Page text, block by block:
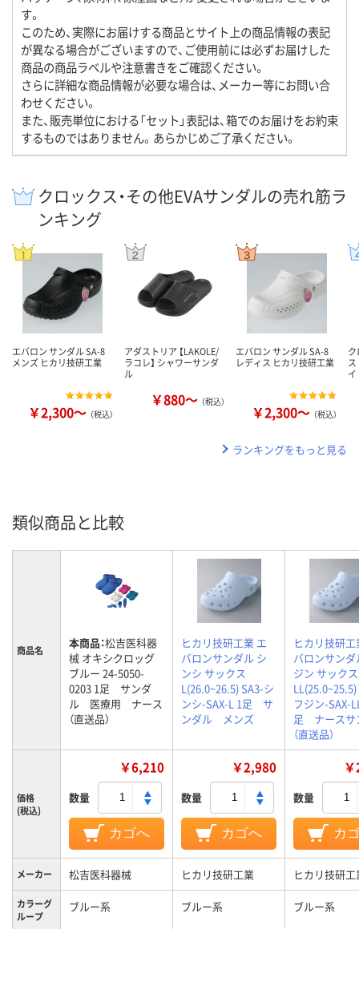
す。
このため、実際にお届けする商品とサイト上の商品情報の表記
が異なる場合がございますので、ご使用前には必ずお届けした
商品の商品ラベルや注意書きをご確認ください。
さらに詳細な商品情報が必要な場合は、メーカー等にお問い合
わせください。
また、販売単位における「セット」表記は、箱でのお届けをお約束
するものではありません。あらかじめご了承ください。
クロックス・その他EVAサンダルの売れ筋ラ
ンキング
エバロン サンダル SA-8
メンズ ヒカリ技研工業
￥2,300～ （税込）
アダストリア 【LAKOLE/
ラコレ】 シャワーサンダ
ル
￥880～ （税込）
エバロン サンダル SA-8
レディス ヒカリ技研工業
￥2,300～ （税込）
ランキングをもっと見る
類似商品と比較
商品名 本商品：松吉医科器
械 オキシクロッグ
ブルー 24-5050-
0203 1足 サンダ
ル 医療用 ナース
（直送品）
ヒカリ技研工業 エ
バロンサンダル シ
ンシ サックス
L(26.0~26.5) SA3-シ
ンシ-SAX-L 1足 サ
ンダル メンズ
ヒカリ技研工
バロンサンダ
ジン サックス
フジン-SAX-
足 ナースサ
（直送品）
価格
(税込)
￥6,210
数量
カゴへ
￥2,980
数量
カゴへ
数量
カ
メーカー 松吉医科器械 ヒカリ技研工業 ヒカリ技研工
カラーグ
ループ
ブルー系 ブルー系 ブルー系